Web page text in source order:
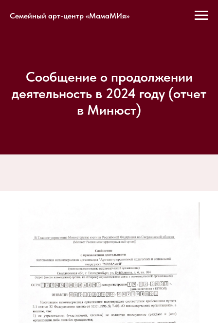
Семейный арт-центр «МамаМИя»
Сообщение о продолжении
деятельность в 2024 году (отчет
в Минюст)